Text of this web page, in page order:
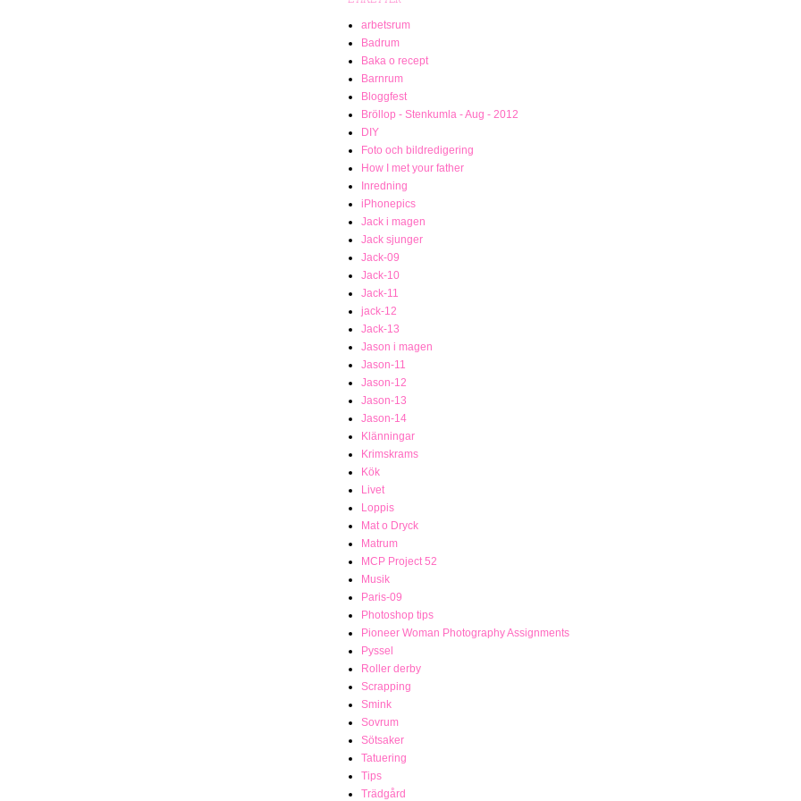
arbetsrum
Badrum
Baka o recept
Barnrum
Bloggfest
Bröllop - Stenkumla - Aug - 2012
DIY
Foto och bildredigering
How I met your father
Inredning
iPhonepics
Jack i magen
Jack sjunger
Jack-09
Jack-10
Jack-11
jack-12
Jack-13
Jason i magen
Jason-11
Jason-12
Jason-13
Jason-14
Klänningar
Krimskrams
Kök
Livet
Loppis
Mat o Dryck
Matrum
MCP Project 52
Musik
Paris-09
Photoshop tips
Pioneer Woman Photography Assignments
Pyssel
Roller derby
Scrapping
Smink
Sovrum
Sötsaker
Tatuering
Tips
Trädgård